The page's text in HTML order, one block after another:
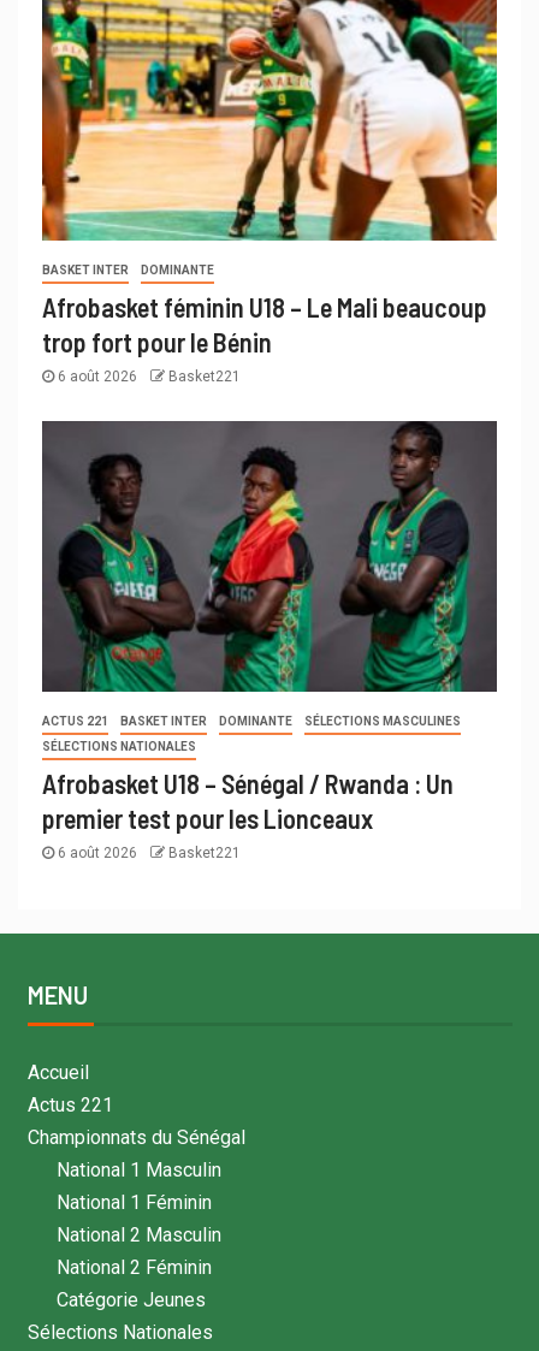
BASKET INTER DOMINANTE
Afrobasket féminin U18 – Le Mali beaucoup
trop fort pour le Bénin
6 août 2026 Basket221
ACTUS 221 BASKET INTER DOMINANTE
SÉLECTIONS MASCULINES
SÉLECTIONS NATIONALES
Afrobasket U18 – Sénégal / Rwanda : Un
premier test pour les Lionceaux
6 août 2026 Basket221
MENU
Accueil
Actus 221
Championnats du Sénégal
National 1 Masculin
National 1 Féminin
National 2 Masculin
National 2 Féminin
Catégorie Jeunes
Sélections Nationales